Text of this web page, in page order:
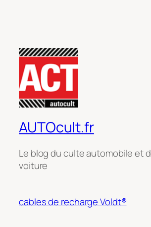
AUTOcult.fr
Le blog du culte automobile et
voiture
cables de recharge Voldt®